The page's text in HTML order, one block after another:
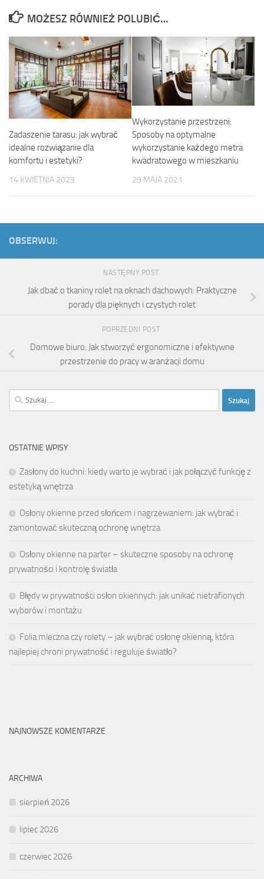
MOŻESZ RÓWNIEŻ POLUBIĆ…
Zadaszenie tarasu: jak wybrać
idealne rozwiązanie dla
komfortu i estetyki?
14 KWIETNIA 2023
Wykorzystanie przestrzeni:
Sposoby na optymalne
wykorzystanie każdego metra
kwadratowego w mieszkaniu
29 MAJA 2021
OBSERWUJ:
NASTĘPNY POST
Jak dbać o tkaniny rolet na oknach dachowych: Praktyczne
porady dla pięknych i czystych rolet
POPRZEDNI POST
Domowe biuro: Jak stworzyć ergonomiczne i efektywne
przestrzenie do pracy w aranżacji domu
Szukaj:
OSTATNIE WPISY
Zasłony do kuchni: kiedy warto je wybrać i jak połączyć funkcję z
estetyką wnętrza
Osłony okienne przed słońcem i nagrzewaniem: jak wybrać i
zamontować skuteczną ochronę wnętrza
Osłony okienne na parter – skuteczne sposoby na ochronę
prywatności i kontrolę światła
Błędy w prywatności osłon okiennych: jak unikać nietrafionych
wyborów i montażu
Folia mleczna czy rolety – jak wybrać osłonę okienną, która
najlepiej chroni prywatność i reguluje światło?
NAJNOWSZE KOMENTARZE
ARCHIWA
sierpień 2026
lipiec 2026
czerwiec 2026